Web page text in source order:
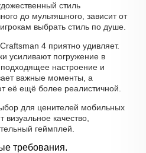
стиль
до мультяшного, зависит от
выбрать стиль по душе.
4 приятно удивляет.
усиливают погружение в
настроение и
важные моменты, а
её ещё более реалистичной.
для ценителей мобильных
визуальное качество,
геймплей.
требования.